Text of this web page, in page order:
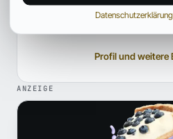
Ernährung und die Fitness-
Profil und weitere
ANZEIGE
Datenschutzerklärung